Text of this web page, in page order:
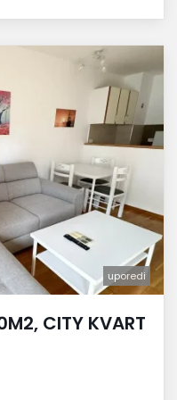
uporedi
CITY KVART